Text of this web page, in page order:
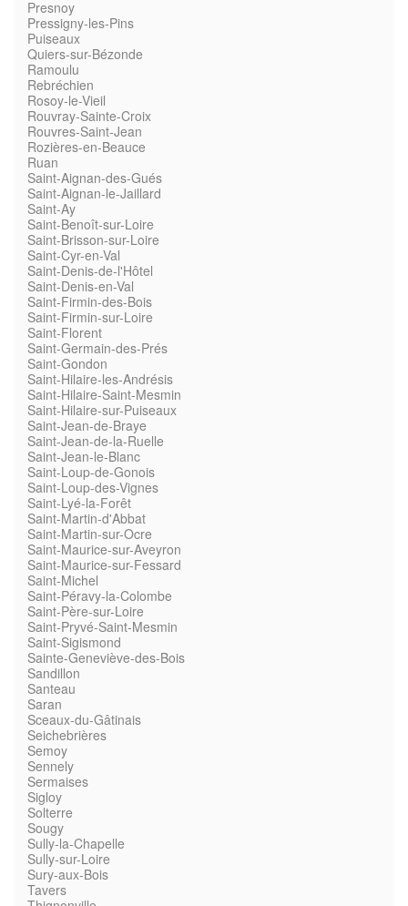
Presnoy
Pressigny-les-Pins
Puiseaux
Quiers-sur-Bézonde
Ramoulu
Rebréchien
Rosoy-le-Vieil
Rouvray-Sainte-Croix
Rouvres-Saint-Jean
Rozières-en-Beauce
Ruan
Saint-Aignan-des-Gués
Saint-Aignan-le-Jaillard
Saint-Ay
Saint-Benoît-sur-Loire
Saint-Brisson-sur-Loire
Saint-Cyr-en-Val
Saint-Denis-de-l'Hôtel
Saint-Denis-en-Val
Saint-Firmin-des-Bois
Saint-Firmin-sur-Loire
Saint-Florent
Saint-Germain-des-Prés
Saint-Gondon
Saint-Hilaire-les-Andrésis
Saint-Hilaire-Saint-Mesmin
Saint-Hilaire-sur-Puiseaux
Saint-Jean-de-Braye
Saint-Jean-de-la-Ruelle
Saint-Jean-le-Blanc
Saint-Loup-de-Gonois
Saint-Loup-des-Vignes
Saint-Lyé-la-Forêt
Saint-Martin-d'Abbat
Saint-Martin-sur-Ocre
Saint-Maurice-sur-Aveyron
Saint-Maurice-sur-Fessard
Saint-Michel
Saint-Péravy-la-Colombe
Saint-Père-sur-Loire
Saint-Pryvé-Saint-Mesmin
Saint-Sigismond
Sainte-Geneviève-des-Bois
Sandillon
Santeau
Saran
Sceaux-du-Gâtinais
Seichebrières
Semoy
Sennely
Sermaises
Sigloy
Solterre
Sougy
Sully-la-Chapelle
Sully-sur-Loire
Sury-aux-Bois
Tavers